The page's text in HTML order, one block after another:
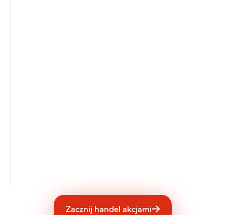
Zacznij handel akcjami